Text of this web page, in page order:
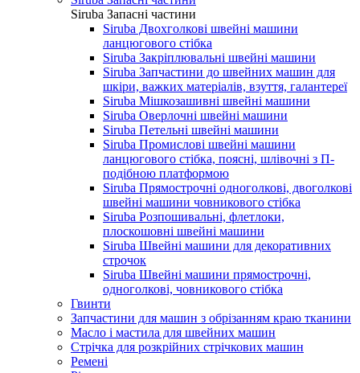
Siruba Запасні частини
Siruba Двохголкові швейні машини
ланцюгового стібка
Siruba Закріплювальні швейні машини
Siruba Запчастини до швейних машин для
шкіри, важких матеріалів, взуття, галантереї
Siruba Мішкозашивні швейні машини
Siruba Оверлочні швейні машини
Siruba Петельні швейні машини
Siruba Промислові швейні машини
ланцюгового стібка, поясні, шлівочні з П-
подібною платформою
Siruba Прямострочні одноголкові, двоголкові
швейні машини човникового стібка
Siruba Розпошивальні, флетлоки,
плоскошовні швейні машини
Siruba Швейні машини для декоративних
строчок
Siruba Швейні машини прямострочні,
одноголкові, човникового стібка
Гвинти
Запчастини для машин з обрізанням краю тканини
Масло і мастила для швейних машин
Стрічка для розкрійних стрічкових машин
Ремені